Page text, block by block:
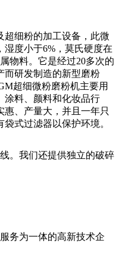
超细粉的加工设备，此微
度小于6%，莫氏硬度在
物料。它是经过20多次的
而研发制造的新型磨粉
超细微粉磨粉机主要用
涂料、颜料和化妆品行
惠、产量大，并且一年只
式过滤器以保护环境。
。我们还提供独立的破碎
务为一体的高新技术企